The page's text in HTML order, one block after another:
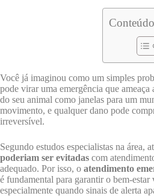
Conteúdo
Você já imaginou como um simples
pode virar uma emergência que
do seu animal como janelas para um
movimento, e qualquer dano pode
irreversível.
Segundo estudos especialistas na área,
poderiam ser evitadas com
adequado. Por isso, o atendimento
é fundamental para garantir o bem-estar
especialmente quando sinais de alerta